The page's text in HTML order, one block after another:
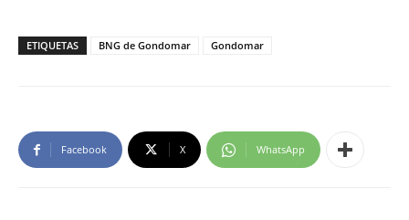
ETIQUETAS BNG de Gondomar Gondomar
Facebook X WhatsApp